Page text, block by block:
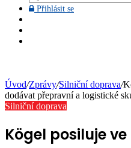
Přihlásit sePřihlásit
Úvod/Zprávy/Silniční doprava/
dodávat přepravní a logistické
Silniční doprava
Kögel posiluje